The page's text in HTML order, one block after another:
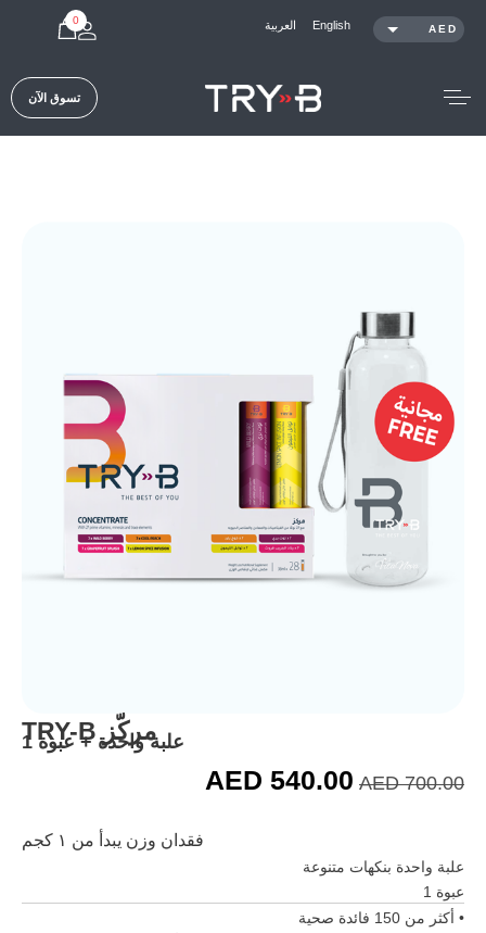
AED
English العربية 0
تسوق الآن
TRY-B Concentrate
مركّز TRY-B
علبة واحدة + عبوة 1
AED700.00
AED 540.00
فقدان وزن يبدأ من ١ كجم
علبة واحدة بنكهات متنوعة
عبوة 1
• أكثر من 150 فائدة صحية